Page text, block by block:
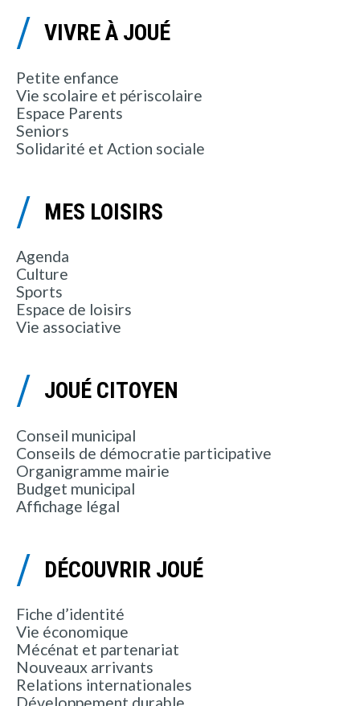
VIVRE À JOUÉ
Petite enfance
Vie scolaire et périscolaire
Espace Parents
Seniors
Solidarité et Action sociale
MES LOISIRS
Agenda
Culture
Sports
Espace de loisirs
Vie associative
JOUÉ CITOYEN
Conseil municipal
Conseils de démocratie participative
Organigramme mairie
Budget municipal
Affichage légal
DÉCOUVRIR JOUÉ
Fiche d’identité
Vie économique
Mécénat et partenariat
Nouveaux arrivants
Relations internationales